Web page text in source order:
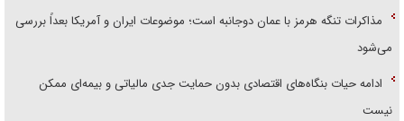
مذاکرات تنگه هرمز با عمان دوجانبه است؛ موضوعات ایران و آمریکا بعداً بررسی
می‌شود
ادامه حیات بنگاه‌های اقتصادی بدون حمایت جدی مالیاتی و بیمه‌ای ممکن
نیست